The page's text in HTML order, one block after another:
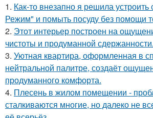
1. Как-то внезапно я решила устроить
Режим" и помыть посуду без помощи
2. Этот интерьер построен на
чистоты и продуманной сдержанности.
3. Уютная квартира, оформленная в
нейтральной палитре, создаёт
продуманного комфорта.
4. Плесень в жилом помещении -
сталкиваются многие, но далеко не